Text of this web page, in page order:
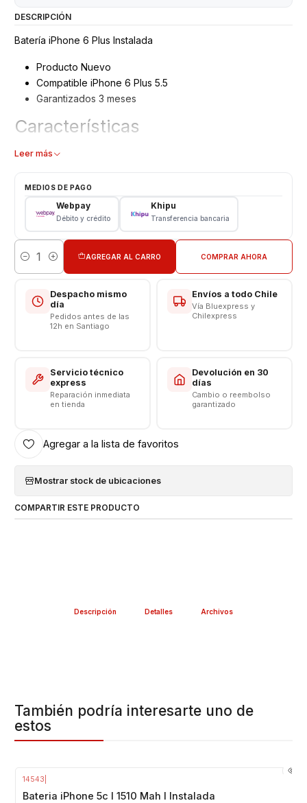
DESCRIPCIÓN
Batería iPhone 6 Plus Instalada
Producto Nuevo
Compatible iPhone 6 Plus 5.5
Garantizados 3 meses
Características
Batería Iphone
Voltaje: 3.82 v - 12.71wh
Valor incluye Instalación
Leer más
MEDIOS DE PAGO
Webpay
Débito y crédito
Khipu
Transferencia bancaria
Cantidad
AGREGAR AL CARRO COMPRAR AHORA
Despacho mismo
día
Pedidos antes de las
12h en Santiago
Envíos a todo Chile
Vía Bluexpress y
Chilexpress
Servicio técnico
express
Reparación inmediata
en tienda
Devolución en 30
días
Cambio o reembolso
garantizado
Agregar a la lista de favoritos
Mostrar stock de ubicaciones
COMPARTIR ESTE PRODUCTO
Descripción Detalles Archivos
También podría interesarte uno de
estos
14543
Bateria iPhone 5c I 1510 Mah I Instalada